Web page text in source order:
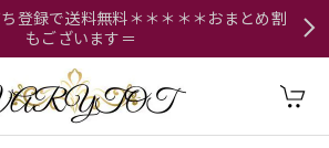
登録で送料無料＊＊＊＊＊おまとめ割
もございます＝